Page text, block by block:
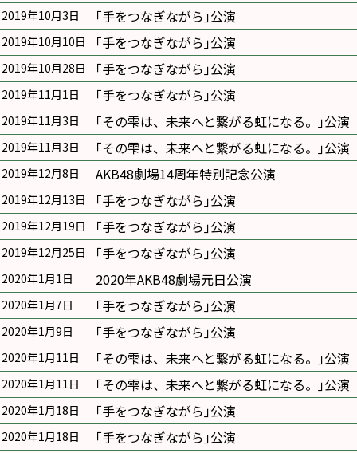
2019年10月3日 ｢手をつなぎながら｣公演
2019年10月10日 ｢手をつなぎながら｣公演
2019年10月28日 ｢手をつなぎながら｣公演
2019年11月1日 ｢手をつなぎながら｣公演
2019年11月3日 ｢その雫は、未来へと繋がる虹になる。｣公演
2019年11月3日 ｢その雫は、未来へと繋がる虹になる。｣公演
2019年12月8日 AKB48劇場14周年特別記念公演
2019年12月13日 ｢手をつなぎながら｣公演
2019年12月19日 ｢手をつなぎながら｣公演
2019年12月25日 ｢手をつなぎながら｣公演
2020年1月1日 2020年AKB48劇場元日公演
2020年1月7日 ｢手をつなぎながら｣公演
2020年1月9日 ｢手をつなぎながら｣公演
2020年1月11日 ｢その雫は、未来へと繋がる虹になる。｣公演
2020年1月11日 ｢その雫は、未来へと繋がる虹になる。｣公演
2020年1月18日 ｢手をつなぎながら｣公演
2020年1月18日 ｢手をつなぎながら｣公演